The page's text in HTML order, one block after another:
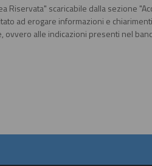
Riservata" scaricabile dalla sezione
ad erogare informazioni e
ovvero alle indicazioni presenti nel